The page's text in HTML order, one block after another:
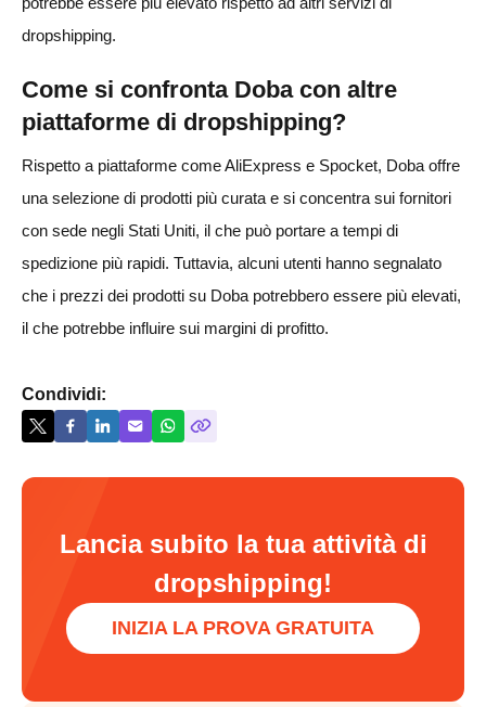
dropshipping.
Come si confronta Doba con altre
piattaforme di dropshipping?
Rispetto a piattaforme come AliExpress e Spocket, Doba offre
una selezione di prodotti più curata e si concentra sui fornitori
con sede negli Stati Uniti, il che può portare a tempi di
spedizione più rapidi. Tuttavia, alcuni utenti hanno segnalato
che i prezzi dei prodotti su Doba potrebbero essere più elevati,
il che potrebbe influire sui margini di profitto.
Condividi:
Lancia subito la tua attività di
dropshipping!
INIZIA LA PROVA GRATUITA